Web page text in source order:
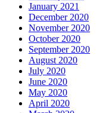
January 2021
December 2020
November 2020
October 2020
September 2020
August 2020
July 2020
June 2020
May 2020
April 2020